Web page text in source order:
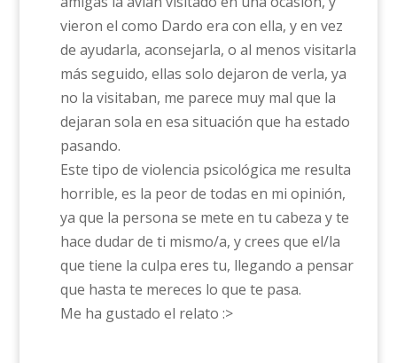
vieron el como Dardo era con ella, y en vez
de ayudarla, aconsejarla, o al menos visitarla
más seguido, ellas solo dejaron de verla, ya
no la visitaban, me parece muy mal que la
dejaran sola en esa situación que ha estado
pasando.
Este tipo de violencia psicológica me resulta
horrible, es la peor de todas en mi opinión,
ya que la persona se mete en tu cabeza y te
hace dudar de ti mismo/a, y crees que el/la
que tiene la culpa eres tu, llegando a pensar
que hasta te mereces lo que te pasa.
Me ha gustado el relato :>